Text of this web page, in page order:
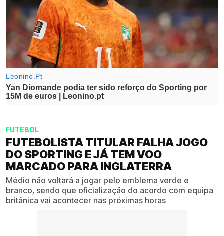
FUTEBOL
FUTEBOLISTA TITULAR FALHA JOGO
DO SPORTING E JÁ TEM VOO
MARCADO PARA INGLATERRA
Médio não voltará a jogar pelo emblema verde e
branco, sendo que oficialização do acordo com equipa
britânica vai acontecer nas próximas horas